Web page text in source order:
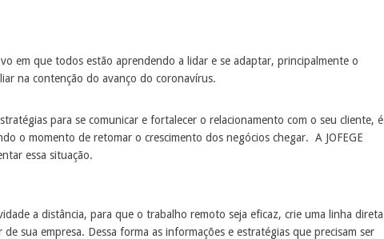
em que todos estão aprendendo a lidar e se adaptar, principalmente o
na contenção do avanço do coronavírus.
para se comunicar e fortalecer o relacionamento com o seu cliente, é
o momento de retomar o crescimento dos negócios chegar. A JOFEGE
essa situação.
a distância, para que o trabalho remoto seja eficaz, crie uma linha direta
sua empresa. Dessa forma as informações e estratégias que precisam ser